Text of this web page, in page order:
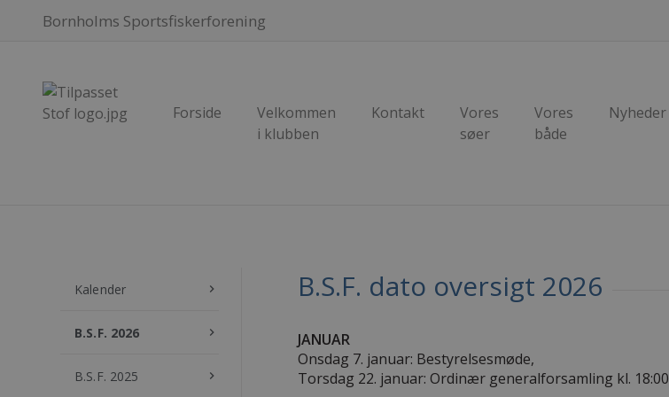
Bornholms Sportsfiskerforening
Forside
Velkommen
i klubben
Kontakt
Vores
søer
Vores
både
Nyheder
Kalender keyboard_arrow_right
B.S.F. 2026 keyboard_arrow_right
B.S.F. 2025 keyboard_arrow_right
B.S.F. dato oversigt 2026
JANUAR
Onsdag 7. januar: Bestyrelsesmøde,
Torsdag 22. januar: Ordinær generalforsamling kl. 18:00